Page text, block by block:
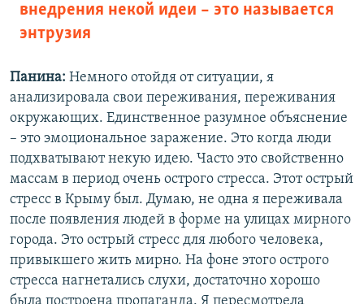
внедрения некой идеи – это называется
энтрузия
Панина: Немного отойдя от ситуации, я
анализировала свои переживания, переживания
окружающих. Единственное разумное объяснение
– это эмоциональное заражение. Это когда люди
подхватывают некую идею. Часто это свойственно
массам в период очень острого стресса. Этот острый
стресс в Крыму был. Думаю, не одна я переживала
после появления людей в форме на улицах мирного
города. Это острый стресс для любого человека,
привыкшего жить мирно. На фоне этого острого
стресса нагнетались слухи, достаточно хорошо